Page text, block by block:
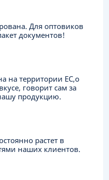
Для оптовиков
документов!
на территории ЕC,о
говорит сам за
продукцию.
растет в
наших клиентов.